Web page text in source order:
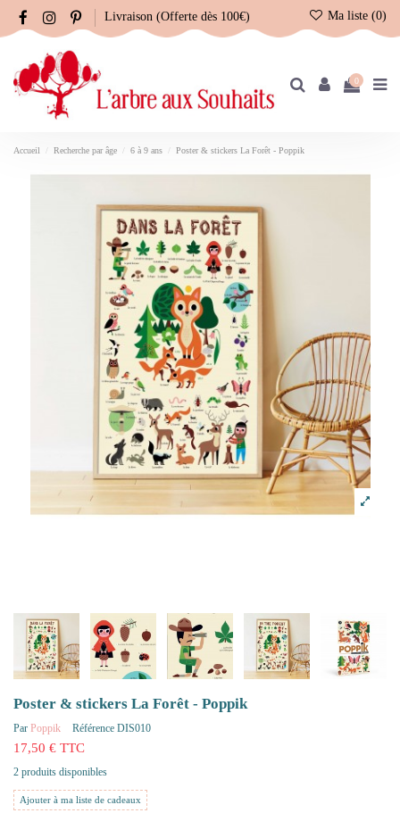
Livraison (Offerte dès 100€) Ma liste (0)
0
Accueil Recherche par âge 6 à 9 ans Poster & stickers La Forêt - Poppik
Poster & stickers La Forêt - Poppik
Par Poppik Référence DIS010
17,50 € TTC
2 produits disponibles
Ajouter à ma liste de cadeaux